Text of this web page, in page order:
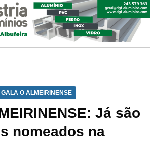
GALA O ALMEIRINENSE
Já são
nomeados na